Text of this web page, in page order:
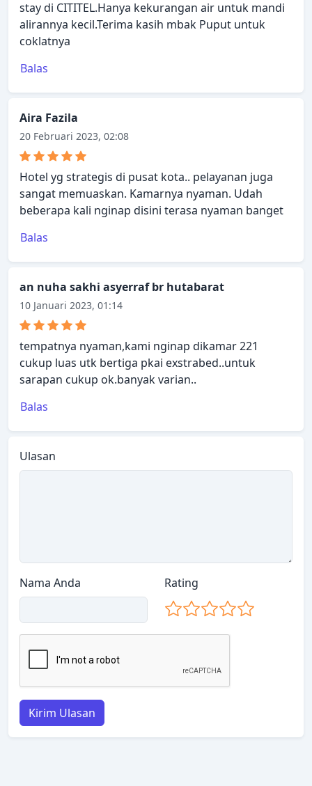
stay di CITITEL.Hanya kekurangan air untuk mandi
alirannya kecil.Terima kasih mbak Puput untuk
coklatnya
Balas
Aira Fazila
20 Februari 2023, 02:08
Hotel yg strategis di pusat kota.. pelayanan juga
sangat memuaskan. Kamarnya nyaman. Udah
beberapa kali nginap disini terasa nyaman banget
Balas
an nuha sakhi asyerraf br hutabarat
10 Januari 2023, 01:14
tempatnya nyaman,kami nginap dikamar 221
cukup luas utk bertiga pkai exstrabed..untuk
sarapan cukup ok.banyak varian..
Balas
Ulasan
Nama Anda Rating
Kirim Ulasan